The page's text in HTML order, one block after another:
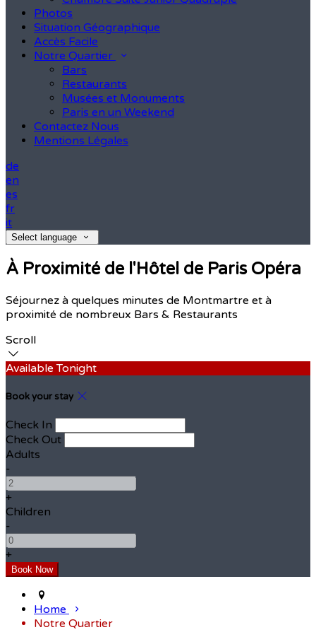
Photos
Situation Géographique
Accès Facile
Notre Quartier
Bars
Restaurants
Musées et Monuments
Paris en un Weekend
Contactez Nous
Mentions Légales
de
en
es
fr
it
Select language
À Proximité de l'Hôtel de Paris Opéra
Séjournez à quelques minutes de Montmartre et à
proximité de nombreux Bars & Restaurants
Scroll
Available Tonight
Book your stay
Check In
Check Out
Adults
-
+
Children
-
+
Home
Notre Quartier